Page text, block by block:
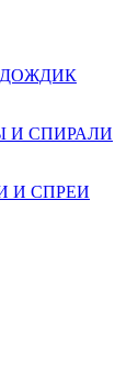
СПИРАЛИ
И СПРЕИ